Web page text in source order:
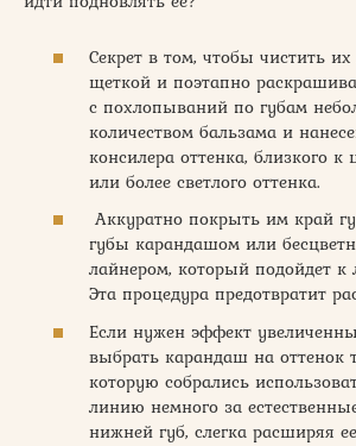
Секрет в том, чтобы чистить
щеткой и поэтапно
с похлопываний по губам
количеством бальзама и
консилера оттенка, близкого
или более светлого оттенка.
Аккуратно покрыть им край
губы карандашом или
лайнером, который подойдет к
Эта процедура предотвратит
Если нужен эффект
выбрать карандаш на оттенок
которую собрались
линию немного за
нижней губ, слегка расширяя